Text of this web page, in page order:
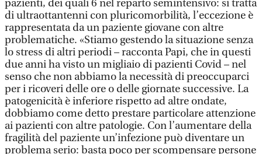
pazienti, dei quali 6 nel reparto semintensivo: si tratta
di ultraottantenni con pluricomorbilità, l’eccezione è
rappresentata da un paziente giovane con altre
problematiche. «Stiamo gestendo la situazione senza
lo stress di altri periodi – racconta Papi, che in questi
due anni ha visto un migliaio di pazienti Covid – nel
senso che non abbiamo la necessità di preoccuparci
per i ricoveri delle ore o delle giornate successive. La
patogenicità è inferiore rispetto ad altre ondate,
dobbiamo come detto prestare particolare attenzione
ai pazienti con altre patologie. Con l’aumentare della
fragilità del paziente un’infezione può diventare un
problema serio: basta poco per scompensare persone